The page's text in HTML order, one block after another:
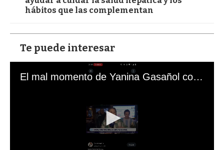
hábitos que las complementan
Te puede interesar
El mal momento de Yanina Gasañol con un hincha argentino en "Subrayado"